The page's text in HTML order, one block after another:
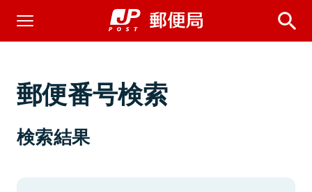
郵便番号検索
検索結果